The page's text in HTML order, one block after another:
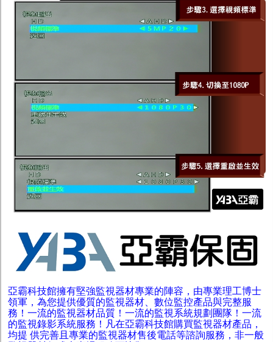
亞霸科技館擁有堅強監視器材專業的陣容，由專業理工博士
領軍，為您提供優質的監視器材、數位監控產品與完整服
務！一流的監視器材品質！一流的監視系統規劃團隊！一流
的監視錄影系統服務！凡在亞霸科技館購買監視器材產品，
均提 供完善且專業的監視器材售後電話等諮詢服務，非一般